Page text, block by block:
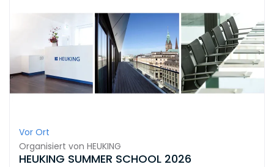
Vor Ort
Organisiert von HEUKING
HEUKING SUMMER SCHOOL 2026